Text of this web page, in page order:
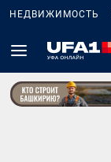
НЕДВИЖИМОСТЬ